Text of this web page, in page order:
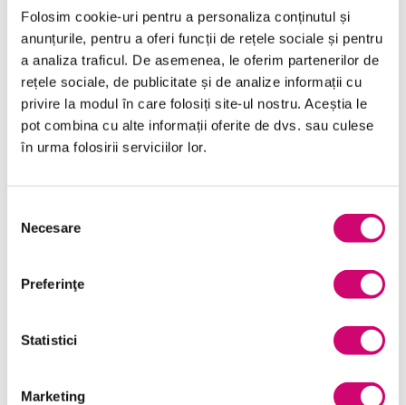
Folosim cookie-uri pentru a personaliza conținutul și
anunțurile, pentru a oferi funcții de rețele sociale și pentru
a analiza traficul. De asemenea, le oferim partenerilor de
rețele sociale, de publicitate și de analize informații cu
privire la modul în care folosiți site-ul nostru. Aceștia le
pot combina cu alte informații oferite de dvs. sau culese
în urma folosirii serviciilor lor.
consimțământului
Necesare
Preferinţe
Statistici
Marketing
Categorii de Cursuri
Comunicare
Management și Leadership
Project Management